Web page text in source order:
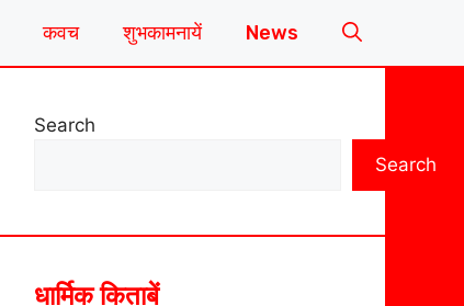
कवच शुभकामनायें News
Search
Search
धार्मिक किताबें